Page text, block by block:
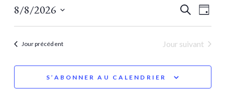
ET
DE
Recherche
DE
Jour
8/8/2026
date.
Jour précédent Jour suivant
S’ABONNER AU CALENDRIER